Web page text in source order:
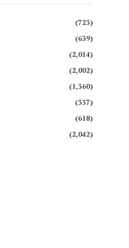
(723)
(639)
(2,014)
(2,002)
(1,360)
(337)
(618)
(2,042)